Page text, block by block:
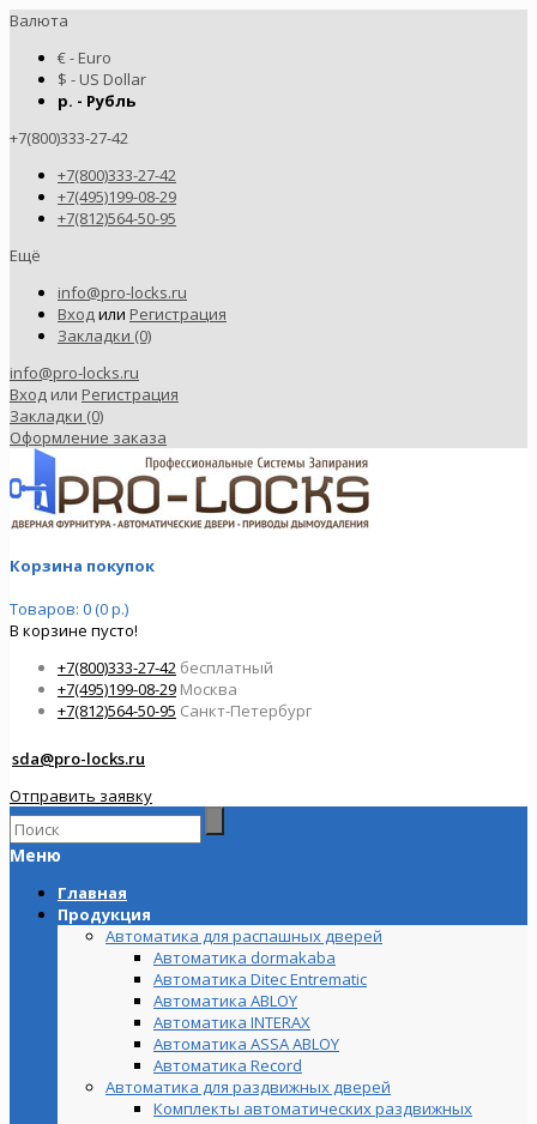
Валюта
€ - Euro
$ - US Dollar
р. - Рубль
+7(800)333-27-42
+7(800)333-27-42
+7(495)199-08-29
+7(812)564-50-95
Ещё
info@pro-locks.ru
Входили Регистрация
Закладки (0)
info@pro-locks.ru
Вход или Регистрация
Закладки (0)
Оформление заказа
Корзина покупок
Товаров: 0 (0 р.)
В корзине пусто!
+7(800)333-27-42 бесплатный
+7(495)199-08-29 Москва
+7(812)564-50-95 Санкт-Петербург
sda@pro-locks.ru
Отправить заявку
Меню
Главная
Продукция
Автоматика для распашных дверей
Автоматика dormakaba
Автоматика Ditec Entrematic
Автоматика ABLOY
Автоматика INTERAX
Автоматика ASSA ABLOY
Автоматика Record
Автоматика для раздвижных дверей
Комплекты автоматических раздвижных